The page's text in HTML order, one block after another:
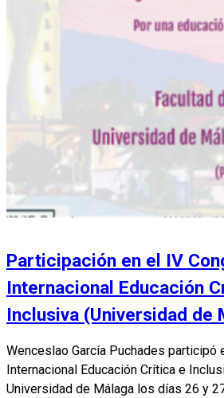
Participación en el IV
Internacional Educación
Inclusiva (Universidad de
Wenceslao García Puchades participó
Internacional Educación Crítica e
Universidad de Málaga los días 26 y